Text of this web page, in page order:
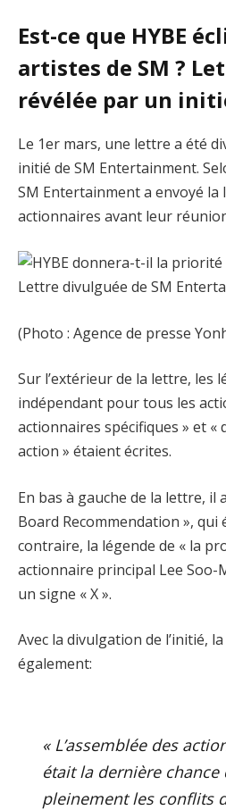
Est-ce que HYBE
artistes de SM ?
révélée par un
Le 1er mars, une lettre a été
initié de SM Entertainment.
SM Entertainment a envoyé
actionnaires avant leur
(Photo : Agence de presse
Sur l’extérieur de la lettre, les
indépendant pour tous les
actionnaires spécifiques » et «
action » étaient écrites.
En bas à gauche de la lettre, il
Board Recommendation », qui
contraire, la légende de « la
actionnaire principal Lee Soo-
un signe « X ».
Avec la divulgation de l’initié,
également:
« L’assemblée des
était la dernière chance
pleinement les conflits